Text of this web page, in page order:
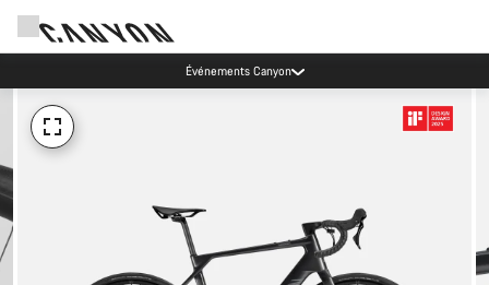
Événements Canyon